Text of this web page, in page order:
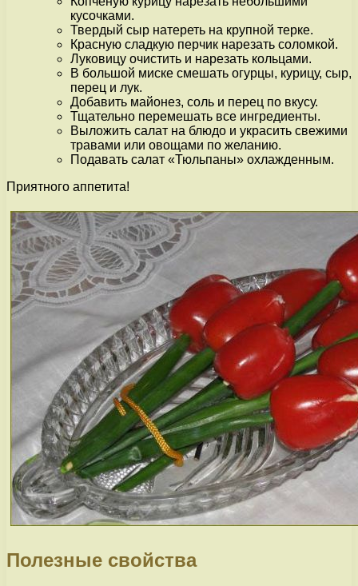
кусочками.
Твердый сыр натереть на крупной терке.
Красную сладкую перчик нарезать соломкой.
Луковицу очистить и нарезать кольцами.
В большой миске смешать огурцы, курицу, сыр,
перец и лук.
Добавить майонез, соль и перец по вкусу.
Тщательно перемешать все ингредиенты.
Выложить салат на блюдо и украсить свежими
травами или овощами по желанию.
Подавать салат «Тюльпаны» охлажденным.
Приятного аппетита!
Полезные свойства